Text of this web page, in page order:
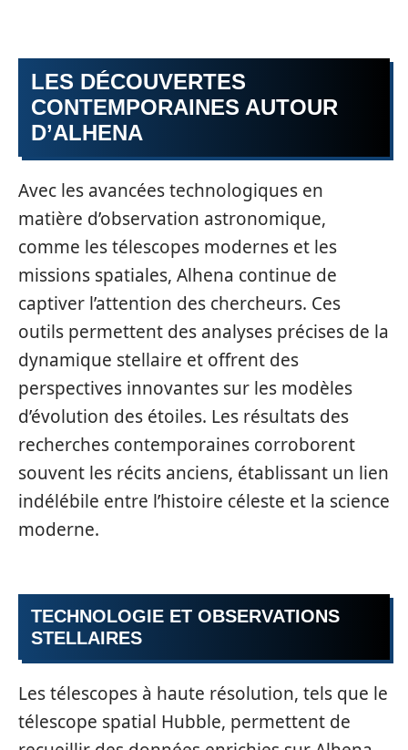
LES DÉCOUVERTES
CONTEMPORAINES AUTOUR
D’ALHENA
Avec les avancées technologiques en
matière d’observation astronomique,
comme les télescopes modernes et les
missions spatiales, Alhena continue de
captiver l’attention des chercheurs. Ces
outils permettent des analyses précises de la
dynamique stellaire et offrent des
perspectives innovantes sur les modèles
d’évolution des étoiles. Les résultats des
recherches contemporaines corroborent
souvent les récits anciens, établissant un lien
indélébile entre l’histoire céleste et la science
moderne.
TECHNOLOGIE ET OBSERVATIONS
STELLAIRES
Les télescopes à haute résolution, tels que le
télescope spatial Hubble, permettent de